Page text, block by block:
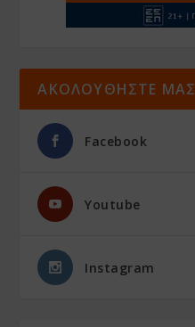
ΑΚΟΛΟΥΘΗΣΤΕ ΜΑΣ
Facebook
Youtube
Instagram